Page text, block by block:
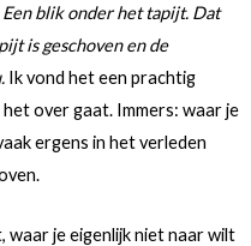
Een blik onder het tapijt. Dat
is geschoven en de
Ik vond het een prachtig
over gaat. Immers: waar je
ergens in het verleden
waar je eigenlijk niet naar wilt